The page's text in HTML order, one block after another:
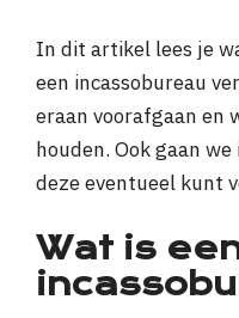
In dit artikel lees je
een incassobureau
eraan voorafgaan en
houden. Ook gaan
deze eventueel kunt
Wat is